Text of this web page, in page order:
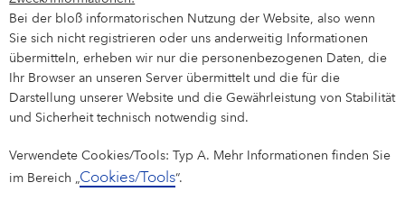
Bei der bloß informatorischen Nutzung der Website, also wenn
Sie sich nicht registrieren oder uns anderweitig Informationen
übermitteln, erheben wir nur die personenbezogenen Daten, die
Ihr Browser an unseren Server übermittelt und die für die
Darstellung unserer Website und die Gewährleistung von Stabilität
und Sicherheit technisch notwendig sind.
Verwendete Cookies/Tools: Typ A. Mehr Informationen finden Sie
im Bereich „Cookies/Tools“.